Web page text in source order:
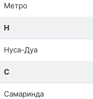
Метро
Н
Нуса-Дуа
С
Самаринда